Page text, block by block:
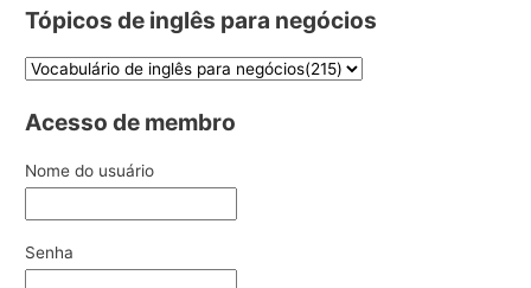
Tópicos de inglês para negócios
Acesso de membro
Nome do usuário
Senha